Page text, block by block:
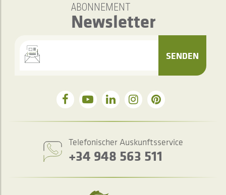
ABONNEMENT
Newsletter
SENDEN
Telefonischer Auskunftsservice
+34 948 563 511